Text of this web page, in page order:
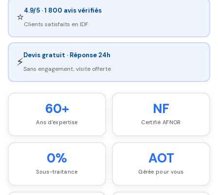
⭐4.9/5 · 1 800 avis vérifiés
Clients satisfaits en IDF
⚡Devis gratuit · Réponse 24h
Sans engagement, visite offerte
60+
Ans d'expertise
NF
Certifié AFNOR
0%
Sous-traitance
AOT
Gérée pour vous